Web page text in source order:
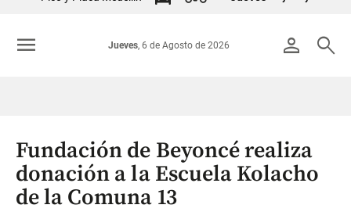
Colombia
person search
Jueves, 6 de Agosto de 2026
menu
Fundación de Beyoncé realiza
donación a la Escuela Kolacho
de la Comuna 13